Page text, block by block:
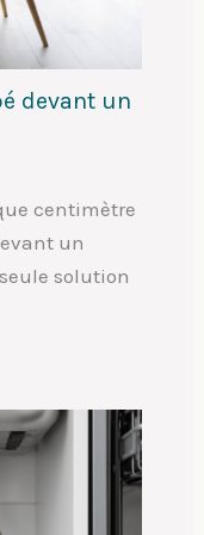
devant un
centimètre
un
solution